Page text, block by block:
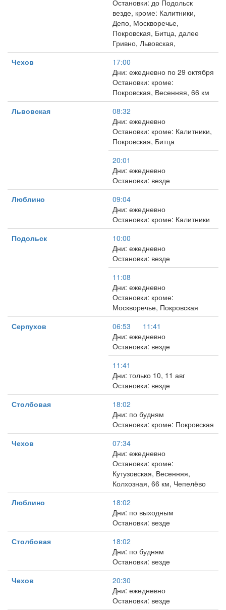
Остановки: до Подольск
везде, кроме: Калитники,
Депо, Москворечье,
Покровская, Битца, далее
Гривно, Львовская,
Чехов
17:00
Дни: ежедневно по 29 октября
Остановки: кроме:
Покровская, Весенняя, 66 км
Львовская
08:32
Дни: ежедневно
Остановки: кроме: Калитники,
Покровская, Битца
20:01
Дни: ежедневно
Остановки: везде
Люблино
09:04
Дни: ежедневно
Остановки: кроме: Калитники
Подольск
10:00
Дни: ежедневно
Остановки: везде
11:08
Дни: ежедневно
Остановки: кроме:
Москворечье, Покровская
Серпухов
06:53
11:41
Дни: ежедневно
Остановки: везде
11:41
Дни: только 10, 11 авг
Остановки: везде
Столбовая
18:02
Дни: по будням
Остановки: кроме: Покровская
Чехов
07:34
Дни: ежедневно
Остановки: кроме:
Кутузовская, Весенняя,
Колхозная, 66 км, Чепелёво
Люблино
18:02
Дни: по выходным
Остановки: везде
Столбовая
18:02
Дни: по будням
Остановки: везде
Чехов
20:30
Дни: ежедневно
Остановки: везде